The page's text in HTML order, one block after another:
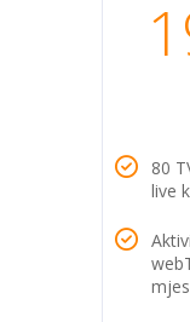
80
live